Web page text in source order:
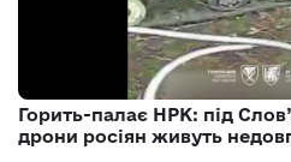
Горить-палає НРК: під
дрони росіян живуть